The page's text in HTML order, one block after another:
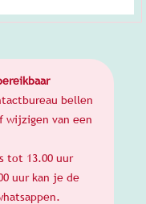
bellen
wijzigen van een
tot 13.00 uur
uur kan je de